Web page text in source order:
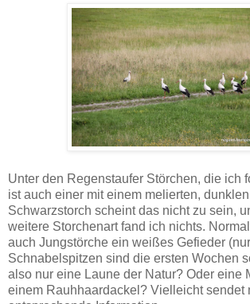
Unter den Regenstaufer Störchen, die ich
ist auch einer mit einem melierten,
Schwarzstorch scheint das nicht zu sein,
weitere Storchenart fand ich nichts.
auch Jungstörche ein weißes Gefieder
Schnabelspitzen sind die ersten Wochen
also nur eine Laune der Natur? Oder eine
einem Rauhhaardackel? Vielleicht sendet